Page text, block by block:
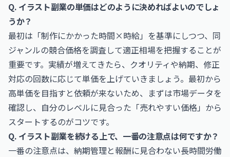
Q. イラスト副業の単価はどのように決めればよいのでしょ
うか？
最初は「制作にかかった時間×時給」を基準にしつつ、同
ジャンルの競合価格を調査して適正相場を把握することが
重要です。実績が増えてきたら、クオリティや納期、修正
対応の回数に応じて単価を上げていきましょう。最初から
高単価を目指すと依頼が来ないため、まずは市場データを
確認し、自分のレベルに見合った「売れやすい価格」から
スタートするのがコツです。
Q. イラスト副業を続ける上で、一番の注意点は何ですか？
一番の注意点は、納期管理と報酬に見合わない長時間労働